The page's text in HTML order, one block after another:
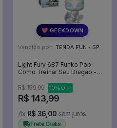
💖 GEEKDOWN
Vendido por: TENDA FUN - SP
Light Fury 687 Funko Pop
Como Treinar Seu Dragão -
R$ 159,99 10% OFF
R$ 143,99
4x R$ 36,00 sem juros
Frete Grátis